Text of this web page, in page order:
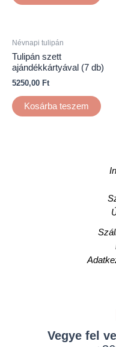
Névnapi tulipán
Tulipán szett
ajándékkártyával (7 db)
5250,00 Ft
Kosárba teszem
Vegye fel